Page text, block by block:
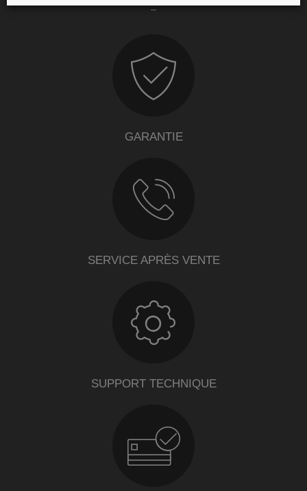
GARANTIE
SERVICE APRÈS VENTE
SUPPORT TECHNIQUE